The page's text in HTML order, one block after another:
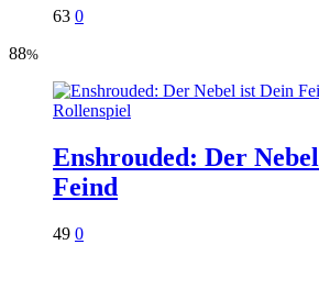
63 0
88%
Rollenspiel
Enshrouded: Der
Feind
49 0